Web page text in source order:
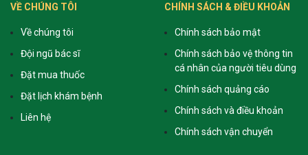
VỀ CHÚNG TÔI
Về chúng tôi
Đội ngũ bác sĩ
Đặt mua thuốc
Đặt lịch khám bệnh
Liên hệ
CHÍNH SÁCH & ĐIỀU KHOẢN
Chính sách bảo mật
Chính sách bảo vệ thông tin
cá nhân của người tiêu dùng
Chính sách quảng cáo
Chính sách và điều khoản
Chính sách vận chuyển